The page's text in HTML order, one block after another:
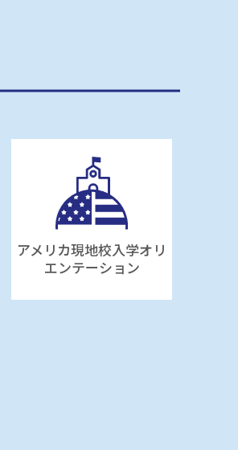
アメリカ現地校入学オリ
エンテーション